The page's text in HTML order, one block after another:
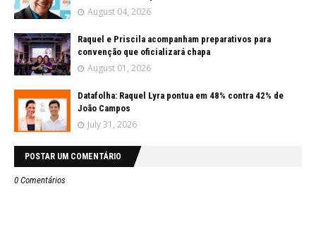
August 04, 2026
Raquel e Priscila acompanham preparativos para
convenção que oficializará chapa
August 01, 2026
Datafolha: Raquel Lyra pontua em 48% contra 42% de
João Campos
July 31, 2026
POSTAR UM COMENTÁRIO
0 Comentários